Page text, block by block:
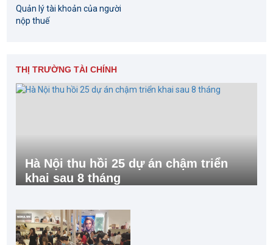
Quản lý tài khoản của người
nộp thuế
THỊ TRƯỜNG TÀI CHÍNH
Hà Nội thu hồi 25 dự án chậm triển
khai sau 8 tháng